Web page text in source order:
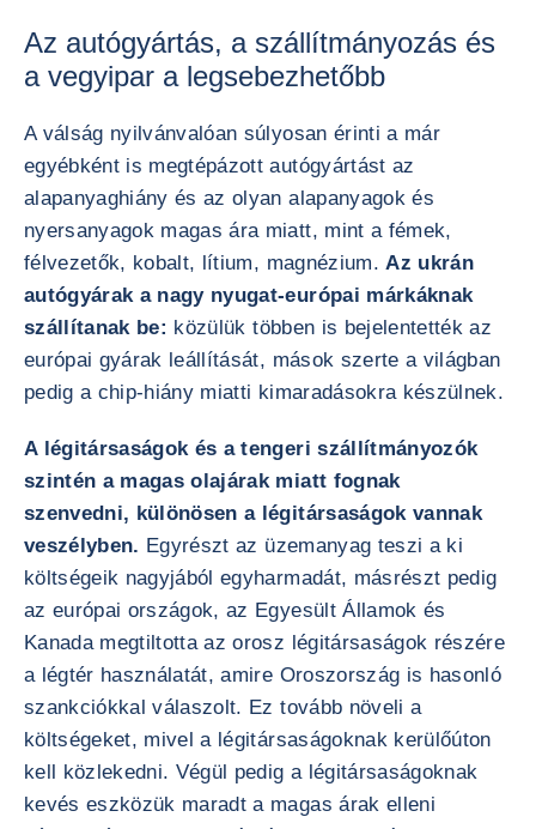
Az autógyártás, a szállítmányozás és
a vegyipar a legsebezhetőbb
A válság nyilvánvalóan súlyosan érinti a már
egyébként is megtépázott autógyártást az
alapanyaghiány és az olyan alapanyagok és
nyersanyagok magas ára miatt, mint a fémek,
félvezetők, kobalt, lítium, magnézium.Az ukrán
autógyárak a nagy nyugat-európai márkáknak
szállítanak be: közülük többen is bejelentették az
európai gyárak leállítását, mások szerte a világban
pedig a chip-hiány miatti kimaradásokra készülnek.
A légitársaságok és a tengeri szállítmányozók
szintén a magas olajárak miatt fognak
szenvedni, különösen a légitársaságok vannak
veszélyben. Egyrészt az üzemanyag teszi a ki
költségeik nagyjából egyharmadát, másrészt pedig
az európai országok, az Egyesült Államok és
Kanada megtiltotta az orosz légitársaságok részére
a légtér használatát, amire Oroszország is hasonló
szankciókkal válaszolt. Ez tovább növeli a
költségeket, mivel a légitársaságoknak kerülőúton
kell közlekedni. Végül pedig a légitársaságoknak
kevés eszközük maradt a magas árak elleni